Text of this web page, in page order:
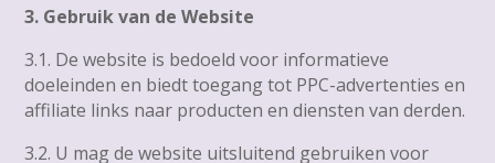
3. Gebruik van de Website
3.1. De website is bedoeld voor informatieve
doeleinden en biedt toegang tot PPC-advertenties en
affiliate links naar producten en diensten van derden.
3.2. U mag de website uitsluitend gebruiken voor